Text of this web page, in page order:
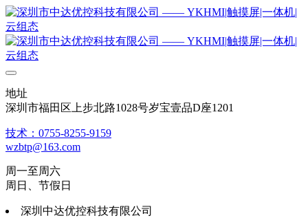
地址
深圳市福田区上步北路1028号岁宝壹品D座1201
技术：0755-8255-9159
wzbtp@163.com
周一至周六
周日、节假日
深圳中达优控科技有限公司